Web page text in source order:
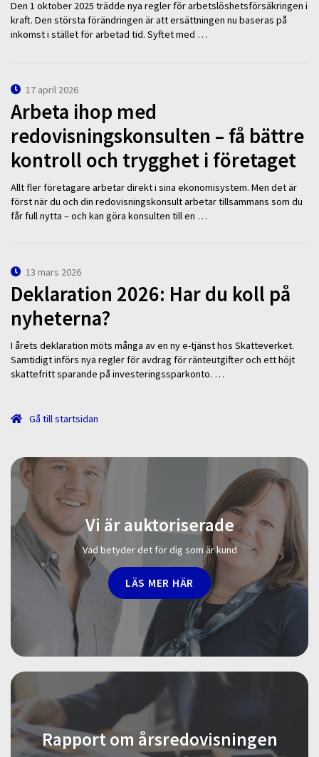
Den 1 oktober 2025 trädde nya regler för arbetslöshetsförsäkringen i
kraft. Den största förändringen är att ersättningen nu baseras på
inkomst i stället för arbetad tid. Syftet med …
17 april 2026
Arbeta ihop med
redovisningskonsulten – få bättre
kontroll och trygghet i företaget
Allt fler företagare arbetar direkt i sina ekonomisystem. Men det är
först när du och din redovisningskonsult arbetar tillsammans som du
får full nytta – och kan göra konsulten till en …
13 mars 2026
Deklaration 2026: Har du koll på
nyheterna?
I årets deklaration möts många av en ny e-tjänst hos Skatteverket.
Samtidigt införs nya regler för avdrag för ränteutgifter och ett höjt
skattefritt sparande på investeringssparkonto. …
Gå till startsidan
Vi är auktoriserade
Vad betyder det för dig som är kund
LÄS MER HÄR
Rapport om årsredovisningen